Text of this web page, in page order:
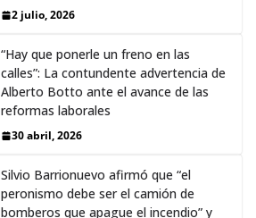
2 julio, 2026
“Hay que ponerle un freno en las
calles”: La contundente advertencia de
Alberto Botto ante el avance de las
reformas laborales
30 abril, 2026
Silvio Barrionuevo afirmó que “el
peronismo debe ser el camión de
bomberos que apague el incendio” y